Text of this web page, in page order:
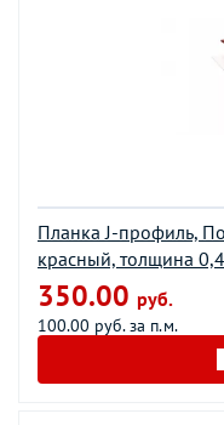
Планка J-профиль,
красный, толщина
350.00 руб.
100.00 руб. за п.м.